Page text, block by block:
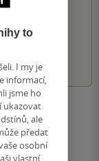
to
I my je
informací,
jsme ho
ukazovat
ale
předat
osobní
vlastní